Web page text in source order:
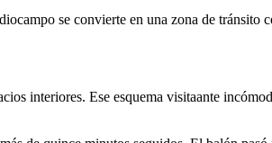
se convierte en una zona de tránsito
interiores. Ese esquema visitaante